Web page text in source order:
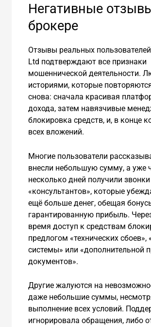
Негативные
брокере
Отзывы реальных
Ltd подтверждают все признаки
мошеннической деятельности.
историями, которые
снова: сначала красивая
дохода, затем навязчивые
блокировка средств, и, в конце
всех вложений.
Многие пользователи
внесли небольшую сумму, а уже
несколько дней получили
«консультантов», которые
ещё больше денег, обещая
гарантированную прибыль.
время доступ к средствам
предлогом «технических сбоев»,
системы» или «дополнительной
документов».
Другие жалуются на
даже небольшие суммы,
выполнение всех условий.
игнорировала обращения, либо